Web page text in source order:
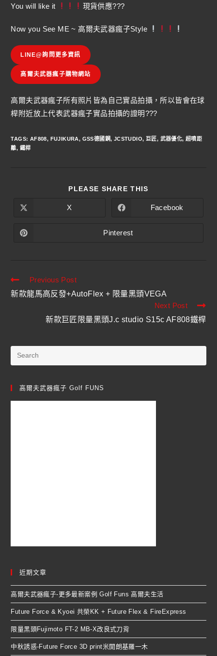
You will like it 現貨供應???
Now you See ME ~ 高爾夫武器瘋子Style
LINE@詢問更多資訊
高爾夫武器瘋子購物網站
高爾夫武器瘋子所有照片皆為自己實品拍攝，所以皆會在球
桿附近放上代表武器瘋子實品拍攝的證明???
TAGS: AF808, FUJIKURA, GSS德國鋼, JCSTUDIO, 巨匠, 武器優化, 超噴距
離, 鐵桿
PLEASE SHARE THIS
X Facebook
Pinterest
Previous Post
新款龍馬高反發+AutoFlex + 限量黑頭VEGA
Next Post
新款巨匠限量黑頭J.c studio S15c AF808鐵桿
高爾夫武器瘋子 Golf FUNS
近期文章
高爾夫武器瘋子-更多最新案例 Golf Funs 高爾夫生活
Future Force & Kyoei 共榮KK + Future Flex & FireExpress
限量黑頭Fujimoto FT-2 MB-X改良式刀背
中秋誘惑-Future Force 3D print米開朗基羅一木